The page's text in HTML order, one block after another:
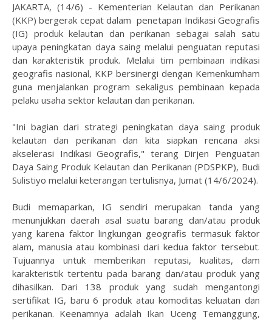
JAKARTA, (14/6) - Kementerian Kelautan dan Perikanan
(KKP) bergerak cepat dalam penetapan Indikasi Geografis
(IG) produk kelautan dan perikanan sebagai salah satu
upaya peningkatan daya saing melalui penguatan reputasi
dan karakteristik produk. Melalui tim pembinaan indikasi
geografis nasional, KKP bersinergi dengan Kemenkumham
guna menjalankan program sekaligus pembinaan kepada
pelaku usaha sektor kelautan dan perikanan.
"Ini bagian dari strategi peningkatan daya saing produk
kelautan dan perikanan dan kita siapkan rencana aksi
akselerasi Indikasi Geografis," terang Dirjen Penguatan
Daya Saing Produk Kelautan dan Perikanan (PDSPKP), Budi
Sulistiyo melalui keterangan tertulisnya, Jumat (14/6/2024).
Budi memaparkan, IG sendiri merupakan tanda yang
menunjukkan daerah asal suatu barang dan/atau produk
yang karena faktor lingkungan geografis termasuk faktor
alam, manusia atau kombinasi dari kedua faktor tersebut.
Tujuannya untuk memberikan reputasi, kualitas, dam
karakteristik tertentu pada barang dan/atau produk yang
dihasilkan. Dari 138 produk yang sudah mengantongi
sertifikat IG, baru 6 produk atau komoditas keluatan dan
perikanan. Keenamnya adalah Ikan Uceng Temanggung,